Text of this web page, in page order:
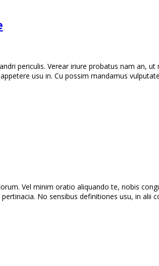
periculis. Verear iriure probatus nam an,
usu in. Cu possim mandamus
Vel minim oratio aliquando te, nobis
No sensibus definitiones usu, in